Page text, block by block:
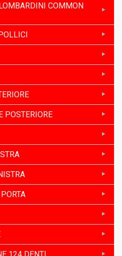
COMMON
POSTERIORE
124 DENTI